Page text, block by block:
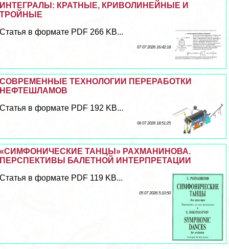
ИНТЕГРАЛЫ: КРАТНЫЕ, КРИВОЛИНЕЙНЫЕ И
ТРОЙНЫЕ
Статья в формате PDF 266 KB...
07 07 2026 16:42:18
СОВРЕМЕННЫЕ ТЕХНОЛОГИИ ПЕРЕРАБОТКИ
НЕФТЕШЛАМОВ
Статья в формате PDF 192 KB...
06 07 2026 18:51:25
«СИМФОНИЧЕСКИЕ ТАНЦЫ» РАХМАНИНОВА.
ПЕРСПЕКТИВЫ БАЛЕТНОЙ ИНТЕРПРЕТАЦИИ
Статья в формате PDF 119 KB...
05 07 2026 5:10:50